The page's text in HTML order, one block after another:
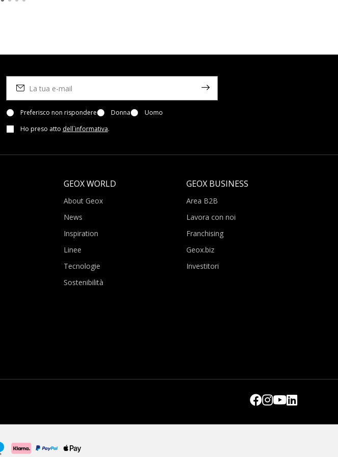
Preferisco non rispondere Donna
Uomo
Ho preso atto dell`informativa.
GEOX WORLD
About Geox
News
Inspiration
Linee
Tecnologie
Sostenibilità
GEOX BUSINESS
Area B2B
Lavora con noi
Franchising
Geox.biz
Investitori